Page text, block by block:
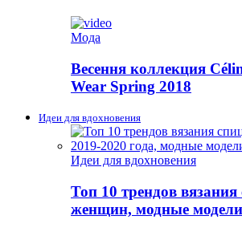
Мода
Весення коллекция
Wear Spring 2018
Идеи для вдохновения
Идеи для вдохновения
Топ 10 трендов
женщин, модные